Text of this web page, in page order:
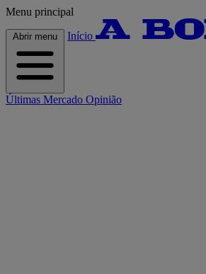
Menu principal
Abrir menu Início
Últimas Mercado Opinião